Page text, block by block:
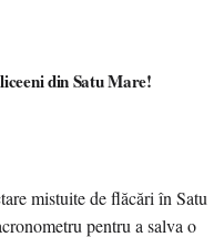
din Satu Mare!